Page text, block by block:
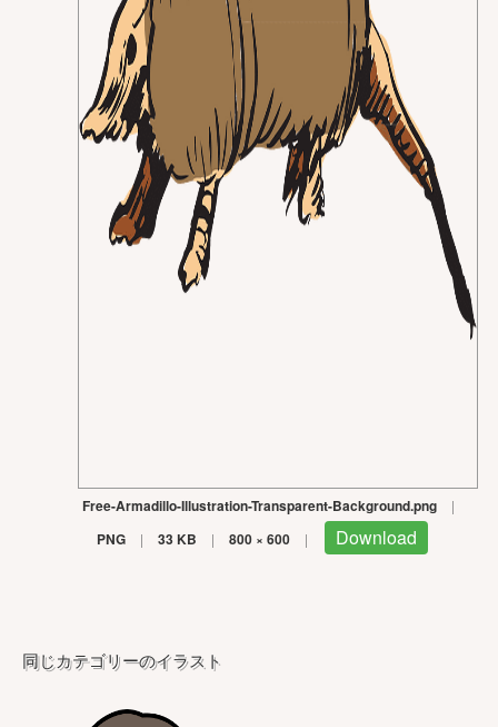
Free-Armadillo-Illustration-Transparent-Background.png |
PNG | 33 KB | 800 × 600 | Download
同じカテゴリーのイラスト